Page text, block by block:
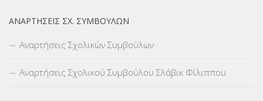
ΑΝΑΡΤΉΣΕΙΣ ΣΧ. ΣΥΜΒΟΎΛΩΝ
Αναρτήσεις Σχολικών Συμβούλων
Αναρτήσεις Σχολικού Συμβούλου Σλάβικ Φίλιππου